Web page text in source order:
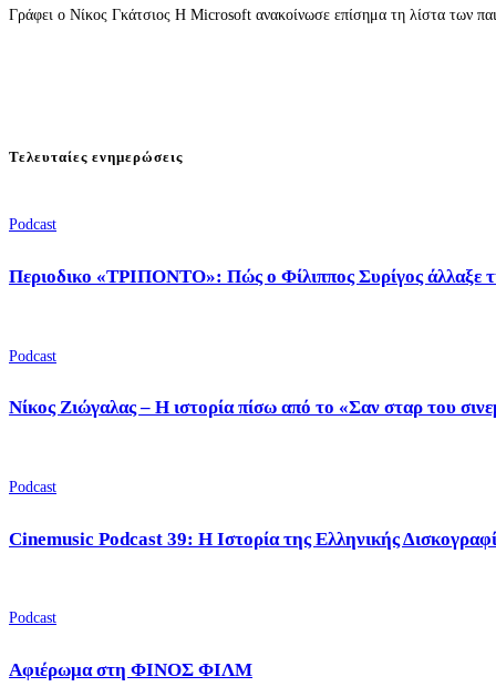
Γράφει ο Νίκος Γκάτσιος Η Microsoft ανακοίνωσε επίσημα τη λίστα των
Τελευταίες ενημερώσεις
Podcast
Περιοδικο «ΤΡΙΠΟΝΤΟ»: Πώς ο Φίλιππος Συρίγος άλλαξε
Podcast
Νίκος Ζιώγαλας – Η ιστορία πίσω από το «Σαν σταρ του
Podcast
Cinemusic Podcast 39: Η Ιστορία της Ελληνικής
Podcast
Αφιέρωμα στη ΦΙΝΟΣ ΦΙΛΜ